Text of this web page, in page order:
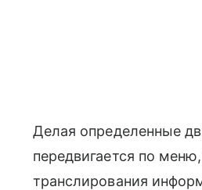
Делая определенные
передвигается по
транслирования